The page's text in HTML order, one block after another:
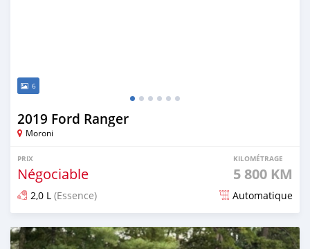
6
2019 Ford Ranger
Moroni
PRIX
Négociable
KILOMÉTRAGE
5 800 KM
2,0 L (Essence) Automatique
Publié il y a plus d'un an